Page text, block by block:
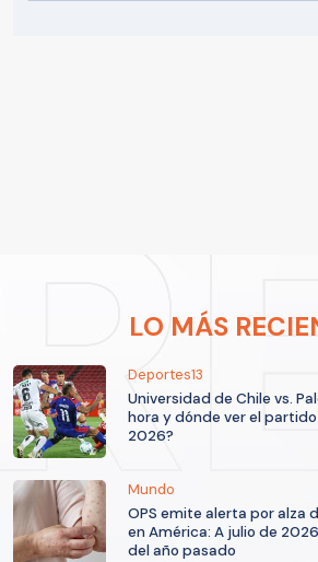
LO MÁS
Deportes13
Universidad de Chile vs.
hora y dónde ver el
2026?
Mundo
OPS emite alerta por alza
en América: A julio de
del año pasado